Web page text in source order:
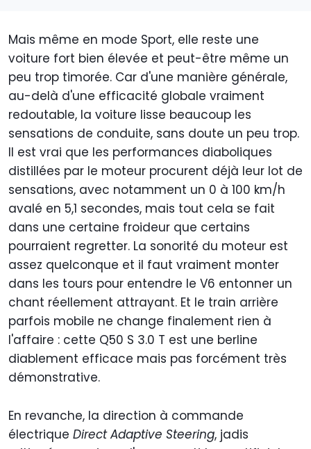
Mais même en mode Sport, elle reste une
voiture fort bien élevée et peut-être même un
peu trop timorée. Car d'une manière générale,
au-delà d'une efficacité globale vraiment
redoutable, la voiture lisse beaucoup les
sensations de conduite, sans doute un peu trop.
Il est vrai que les performances diaboliques
distillées par le moteur procurent déjà leur lot de
sensations, avec notamment un 0 à 100 km/h
avalé en 5,1 secondes, mais tout cela se fait
dans une certaine froideur que certains
pourraient regretter. La sonorité du moteur est
assez quelconque et il faut vraiment monter
dans les tours pour entendre le V6 entonner un
chant réellement attrayant. Et le train arrière
parfois mobile ne change finalement rien à
l'affaire : cette Q50 S 3.0 T est une berline
diablement efficace mais pas forcément très
démonstrative.
En revanche, la direction à commande
électrique Direct Adaptive Steering, jadis